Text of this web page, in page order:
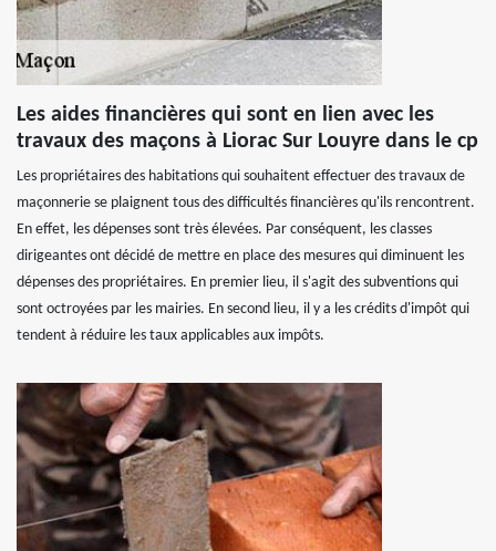
Les aides financières qui sont en lien avec les
travaux des maçons à Liorac Sur Louyre dans le cp
Les propriétaires des habitations qui souhaitent effectuer des travaux de
maçonnerie se plaignent tous des difficultés financières qu'ils rencontrent.
En effet, les dépenses sont très élevées. Par conséquent, les classes
dirigeantes ont décidé de mettre en place des mesures qui diminuent les
dépenses des propriétaires. En premier lieu, il s'agit des subventions qui
sont octroyées par les mairies. En second lieu, il y a les crédits d'impôt qui
tendent à réduire les taux applicables aux impôts.